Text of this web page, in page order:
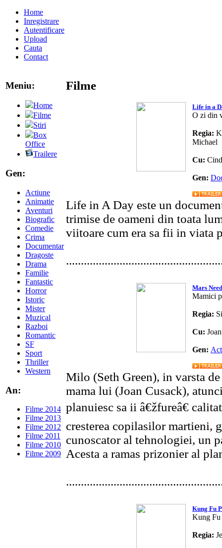
Home
Inregistrare
Autentificare
Upload
Cauta
Contact
Meniu:
Home
Filme
Stiri
Box
Office
Trailere
Gen:
Actiune
Animatie
Aventuri
Biografic
Comedie
Crima
Documentar
Dragoste
Drama
Familie
Fantastic
Horror
Istoric
Mister
Muzical
Razboi
Romantic
SF
Sport
Thriller
Western
An:
Filme 2014
Filme 2013
Filme 2012
Filme 2011
Filme 2010
Filme 2009
Filme
Life in a
O zi din
Regia:
Michael
Cu:
Gen:
Life in A Day este un
trimise de oameni din toata
viitoare cum era sa fii in viata
Mars
Mamici
Regia:
Cu:
Gen:
Milo (Seth Green), in varsta
mama lui (Joan Cusack),
planuiesc sa ii â€žfureâ€
cresterea copilasilor martieni,
cunoscator al tehnologiei, un
Acesta a ramas prizonier al
Kung Fu
Kung Fu
Regia: